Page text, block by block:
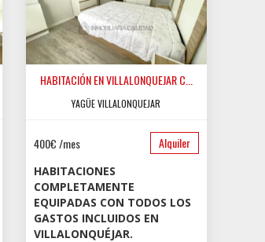
HABITACIÓN EN VILLALONQUEJAR C...
YAGÜE VILLALONQUEJAR
400€ /mes Alquiler
HABITACIONES
COMPLETAMENTE
EQUIPADAS CON TODOS LOS
GASTOS INCLUIDOS EN
VILLALONQUÉJAR.